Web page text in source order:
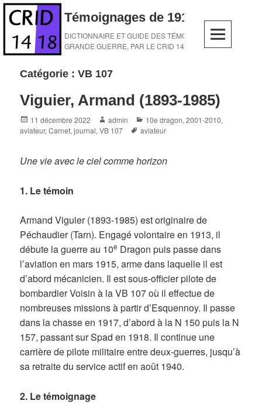
Skip
content
Témoignages de 1914-1918
DICTIONNAIRE ET GUIDE DES TÉMOINS DE LA
GRANDE GUERRE, PAR LE CRID 14-18
Catégorie :VB 107
Viguier, Armand (1893-1985)
Posted
on
11 décembre 2022 Author
admin Categories
10e dragon,2001-2010,
aviateur,Carnet, journal,VB 107 Tags
aviateur
Une vie avec le ciel comme horizon
1. Le témoin
Armand Viguier (1893-1985) est originaire de
Péchaudier (Tarn). Engagé volontaire en 1913, il
débute la guerre au 10e Dragon puis passe dans
l’aviation en mars 1915, arme dans laquelle il est
d’abord mécanicien. Il est sous-officier pilote de
bombardier Voisin à la VB 107 où il effectue de
nombreuses missions à partir d’Esquennoy. Il passe
dans la chasse en 1917, d’abord à la N 150 puis la N
157, passant sur Spad en 1918. Il continue une
carrière de pilote militaire entre deux-guerres, jusqu’à
sa retraite du service actif en août 1940.
2. Le témoignage